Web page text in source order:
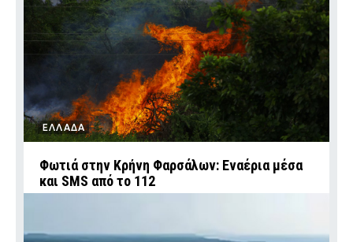
ΕΛΛΑΔΑ
Φωτιά στην Κρήνη Φαρσάλων: Εναέρια μέσα
και SMS από το 112